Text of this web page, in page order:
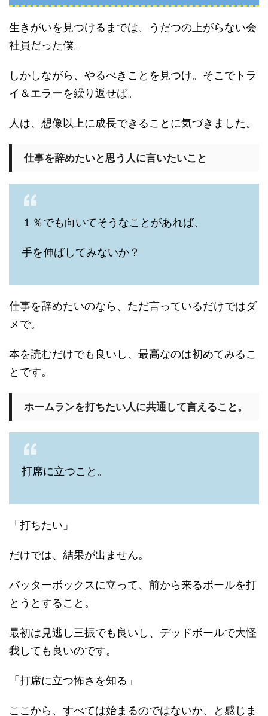
生きがいを見つけるまでは、うだつの上がらない会
社員だった僕。
しかしながら、やるべきことを見つけ。そこでトラ
イ＆エラーを繰り返せば。
人は、想像以上に成長できることに気づきました。
仕事を辞めたいと思う人に言いたいこと
１％でも向いてそうなことがあれば、
手を伸ばしてみないか？
仕事を辞めたいのなら、ただ言っているだけではダ
メで。
本を読むだけでも良いし、最高なのは初めてみるこ
とです。
ホームランを打ちたい人に共通して言えること。
打席に立つこと。
「打ちたい」
だけでは、結果が出ません。
バッターボックスに立って、前から来るボールを打
とうとすること。
最初は見逃し三振でも良いし、デッドボールで大怪
我しても良いのです。
「打席に立つ怖さを知る」
ここから、すべては始まるのではないか、と感じま